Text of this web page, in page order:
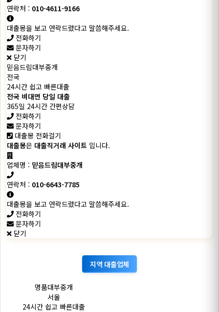
연락처 : 010-4611-9166
대출몽을 보고 연락드렸다고 말씀해주세요.
전화하기
문자하기
닫기
믿음드림대부중개
전국
24시간 쉽고 빠른대출
전국 비대면 당일 대출
365일 24시간 간편상담
전화하기
문자하기
대출몽 전화걸기
대출몽은 대출직거래 사이트 입니다.
업체명 : 믿음드림대부중개
연락처 : 010-6643-7785
대출몽을 보고 연락드렸다고 말씀해주세요.
전화하기
문자하기
닫기
지역 대출업체
명품대부중개
서울
24시간 쉽고 빠른대출